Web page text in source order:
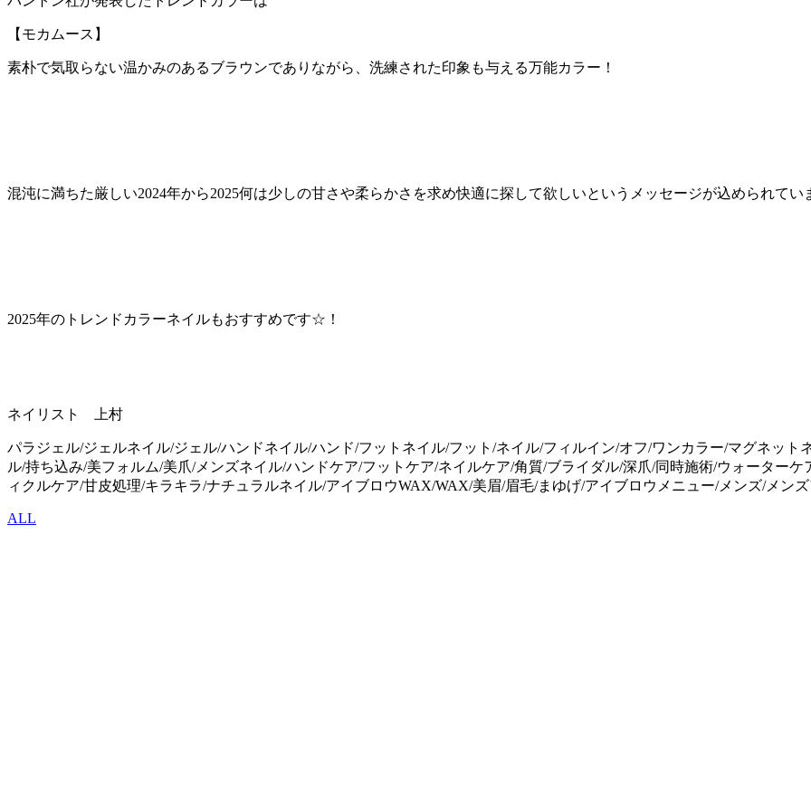
【モカムース】
素朴で気取らない温かみのあるブラウンでありながら、洗練された印象も与える万能カラー！
混沌に満ちた厳しい2024年から2025何は少しの甘さや柔らかさを求め快適に探して欲しいというメッセージが込められてい
2025年のトレンドカラーネイルもおすすめです☆！
ネイリスト 上村
パラジェル/ジェルネイル/ジェル/ハンドネイル/ハンド/フットネイル/フット/ネイル/フィルイン/オフ/ワンカラー/マグネッ
ル/持ち込み/美フォルム/美爪/メンズネイル/ハンドケア/フットケア/ネイルケア/角質/ブライダル/深爪/同時施術/ウォーター
ィクルケア/甘皮処理/キラキラ/ナチュラルネイル/アイブロウWAX/WAX/美眉/眉毛/まゆげ/アイブロウメニュー/メンズ/メン
ALL